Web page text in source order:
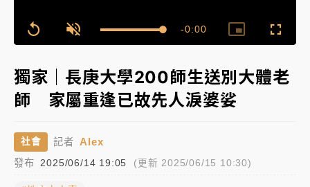
女律師陳昱瑄詐慈濟10億！黃金158kg遭查扣畫面曝光
旅局回應了
中信慈善基金會想增加董事人數！辜仲諒向法院聲請遭
故宮《龍藏經》特展第2檔！今線上預約開賣一度塞車
周六起展出延長至晚上7時
Replay Unmute Loaded
100.00%
Remaining
-0:00
Picture-
in-
獨家｜長庚大學200師生送別大體老
師 家屬重逢已故先人淚婆娑
社會 記者 Alex
發布 2025/06/14 19:05 (更新 2025/06/15 10:30)